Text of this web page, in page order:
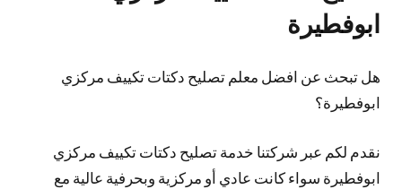
ابوفطيرة
هل تبحث عن افضل معلم تصليح دكتات تكييف مركزي
ابوفطيرة؟
نقدم لكم عبر شركتنا خدمة تصليح دكتات تكييف مركزي
ابوفطيرة سواء كانت عادي أو مركزية وبحرفية عالية مع